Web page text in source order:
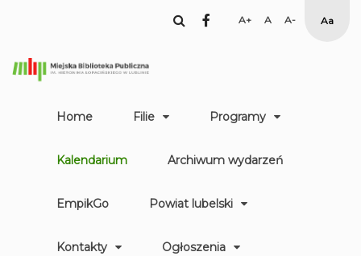
facebook
Set Set
Smaller
High
Home Filie Programy
Kalendarium Archiwum wydarzeń
EmpikGo Powiat lubelski
Kontakty Ogłoszenia